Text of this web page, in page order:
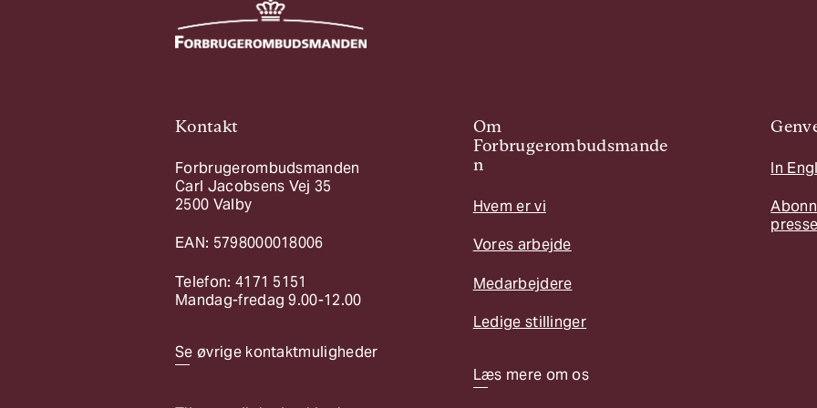
Kontakt
Forbrugerombudsmanden
Carl Jacobsens Vej 35
2500 Valby
EAN: 5798000018006
Telefon: 4171 5151
Mandag-fredag 9.00-12.00
Se øvrige kontaktmuligheder
Om
Forbrugerombudsmande
n
Hvem er vi
Vores arbejde
Medarbejdere
Ledige stillinger
Læs mere om os
In